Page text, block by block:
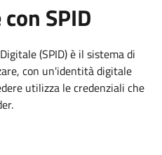
SPID
(SPID) è il sistema di
con un'identità digitale
utilizza le credenziali che